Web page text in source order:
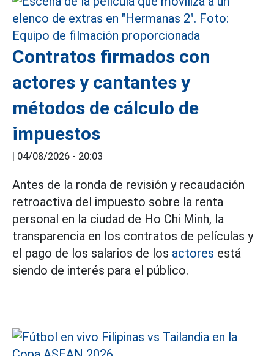
Contratos firmados con
actores y cantantes y
métodos de cálculo de
impuestos
| 04/08/2026 - 20:03
Antes de la ronda de revisión y recaudación
retroactiva del impuesto sobre la renta
personal en la ciudad de Ho Chi Minh, la
transparencia en los contratos de películas y
el pago de los salarios de los actores está
siendo de interés para el público.